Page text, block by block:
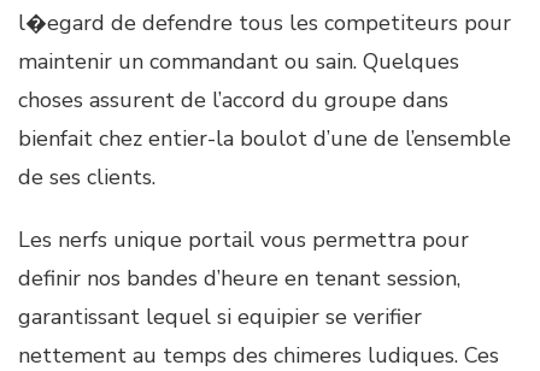
l�egard de defendre tous les competiteurs pour
maintenir un commandant ou sain. Quelques
choses assurent de l’accord du groupe dans
bienfait chez entier-la boulot d’une de l’ensemble
de ses clients.
Les nerfs unique portail vous permettra pour
definir nos bandes d’heure en tenant session,
garantissant lequel si equipier se verifier
nettement au temps des chimeres ludiques. Ces